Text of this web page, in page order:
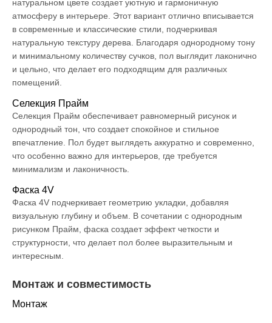
натуральном цвете создает уютную и гармоничную
атмосферу в интерьере. Этот вариант отлично вписывается
в современные и классические стили, подчеркивая
натуральную текстуру дерева. Благодаря однородному тону
и минимальному количеству сучков, пол выглядит лаконично
и цельно, что делает его подходящим для различных
помещений.
Селекция Прайм
Селекция Прайм обеспечивает равномерный рисунок и
однородный тон, что создает спокойное и стильное
впечатление. Пол будет выглядеть аккуратно и современно,
что особенно важно для интерьеров, где требуется
минимализм и лаконичность.
Фаска 4V
Фаска 4V подчеркивает геометрию укладки, добавляя
визуальную глубину и объем. В сочетании с однородным
рисунком Прайм, фаска создает эффект четкости и
структурности, что делает пол более выразительным и
интересным.
Монтаж и совместимость
Монтаж